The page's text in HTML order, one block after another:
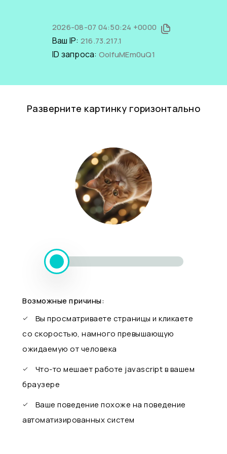
2026-08-07 04:50:24 +0000
Ваш IP: 216.73.217.1
ID запроса: OoIfuMEm0uQ1
Разверните картинку горизонтально
Возможные причины:
Вы просматриваете страницы и кликаете
со скоростью, намного превышающую
ожидаемую от человека
Что-то мешает работе javascript в вашем
браузере
Ваше поведение похоже на поведение
автоматизированных систем